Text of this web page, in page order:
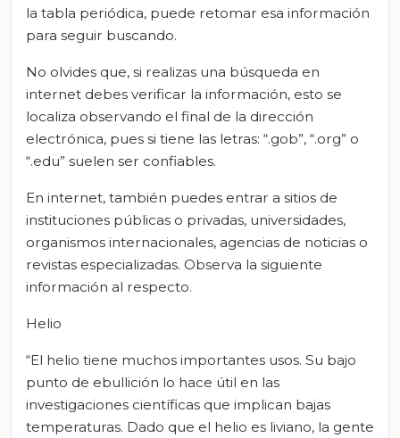
la tabla periódica, puede retomar esa información
para seguir buscando.
No olvides que, si realizas una búsqueda en
internet debes verificar la información, esto se
localiza observando el final de la dirección
electrónica, pues si tiene las letras: “.gob”, “.org” o
“.edu” suelen ser confiables.
En internet, también puedes entrar a sitios de
instituciones públicas o privadas, universidades,
organismos internacionales, agencias de noticias o
revistas especializadas. Observa la siguiente
información al respecto.
Helio
“El helio tiene muchos importantes usos. Su bajo
punto de ebullición lo hace útil en las
investigaciones científicas que implican bajas
temperaturas. Dado que el helio es liviano, la gente